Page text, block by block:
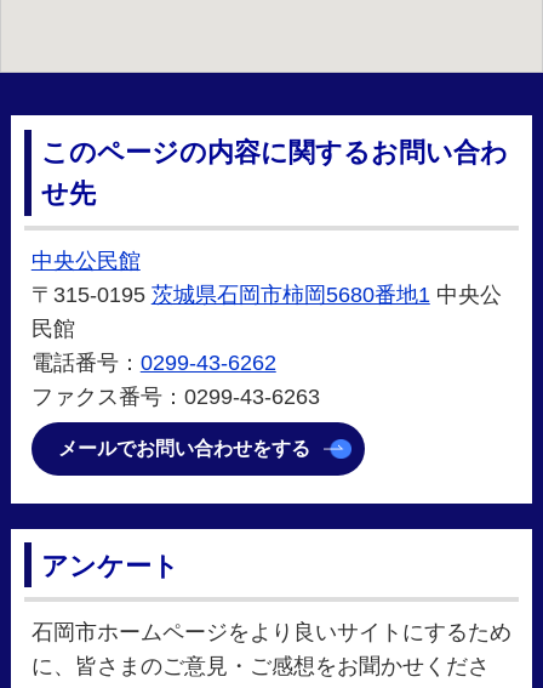
このページの内容に関するお問い合わ
せ先
中央公民館
〒315-0195 茨城県石岡市柿岡5680番地1中央公
民館
電話番号： 0299-43-6262
ファクス番号：0299-43-6263
メールでお問い合わせをする
アンケート
石岡市ホームページをより良いサイトにするため
に、皆さまのご意見・ご感想をお聞かせくださ